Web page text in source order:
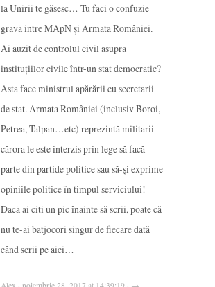
la Unirii te găsesc… Tu faci o confuzie
gravă intre MApN și Armata României.
Ai auzit de controlul civil asupra
instituțiilor civile într-un stat democratic?
Asta face ministrul apărării cu secretarii
de stat. Armata României (inclusiv Boroi,
Petrea, Talpan…etc) reprezintă militarii
cărora le este interzis prin lege să facă
parte din partide politice sau să-și exprime
opiniile politice în timpul serviciului!
Dacă ai citi un pic înainte să scrii, poate că
nu te-ai batjocori singur de fiecare dată
când scrii pe aici…